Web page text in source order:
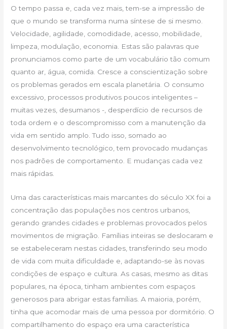
O tempo passa e, cada vez mais, tem-se a impressão de
que o mundo se transforma numa síntese de si mesmo.
Velocidade, agilidade, comodidade, acesso, mobilidade,
limpeza, modulação, economia. Estas são palavras que
pronunciamos como parte de um vocabulário tão comum
quanto ar, água, comida. Cresce a conscientização sobre
os problemas gerados em escala planetária. O consumo
excessivo, processos produtivos poucos inteligentes –
muitas vezes, desumanos -, desperdício de recursos de
toda ordem e o descompromisso com a manutenção da
vida em sentido amplo. Tudo isso, somado ao
desenvolvimento tecnológico, tem provocado mudanças
nos padrões de comportamento. E mudanças cada vez
mais rápidas.
Uma das características mais marcantes do século XX foi a
concentração das populações nos centros urbanos,
gerando grandes cidades e problemas provocados pelos
movimentos de migração. Famílias inteiras se deslocaram e
se estabeleceram nestas cidades, transferindo seu modo
de vida com muita dificuldade e, adaptando-se às novas
condições de espaço e cultura. As casas, mesmo as ditas
populares, na época, tinham ambientes com espaços
generosos para abrigar estas famílias. A maioria, porém,
tinha que acomodar mais de uma pessoa por dormitório. O
compartilhamento do espaço era uma característica